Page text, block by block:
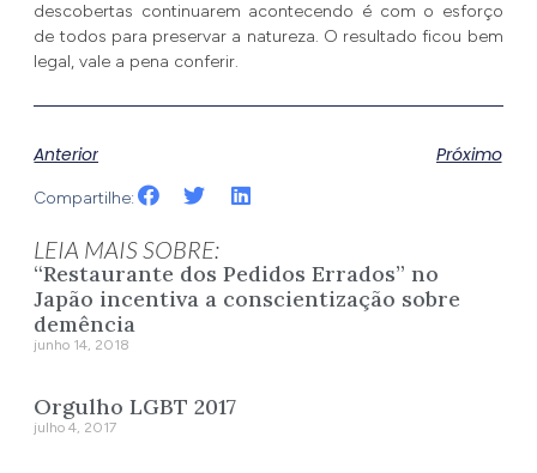
descobertas continuarem acontecendo é com o esforço
de todos para preservar a natureza. O resultado ficou bem
legal, vale a pena conferir.
Anterior Próximo
Compartilhe:
LEIA MAIS SOBRE:
“Restaurante dos Pedidos Errados” no
Japão incentiva a conscientização sobre
demência
junho 14, 2018
Orgulho LGBT 2017
julho 4, 2017